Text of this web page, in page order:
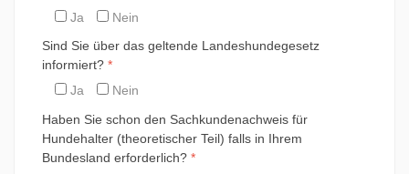
Ja
Nein
Sind Sie über das geltende Landeshundegesetz
informiert? *
Ja
Nein
Haben Sie schon den Sachkundenachweis für
Hundehalter (theoretischer Teil) falls in Ihrem
Bundesland erforderlich? *